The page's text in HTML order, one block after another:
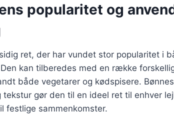
popularitet og
ret, der har vundet stor popularitet i
kan tilberedes med en række
både vegetarer og kødspisere.
tekstur gør den til en ideel ret til enhver
festlige sammenkomster.